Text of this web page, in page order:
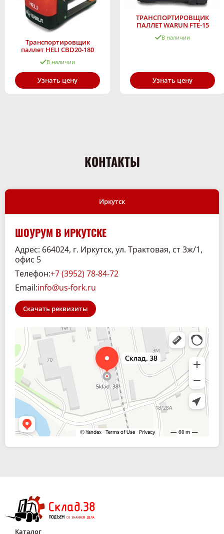
Транспортировщик
паллет HELI CBD20-180
В наличии
Узнать цену
ТРАНСПОРТИРОВЩИК
ПАЛЛЕТ WARUN FTE-15
В наличии
Узнать цену
КОНТАКТЫ
Иркутск
ШОУРУМ В ИРКУТСКЕ
Адрес: 664024, г. Иркутск, ул. Трактовая, ст 3ж/1,
офис 5
Телефон:+7 (3952) 78-84-72
Email:info@us-fork.ru
Скачать реквизиты
Склад. 38
Спецтехника и спецавтомобили в Иркутске
Каталог